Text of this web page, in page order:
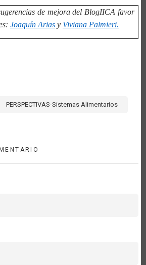
de mejora del BlogIICA favor
Joaquín Arias y Viviana Palmieri.
PERSPECTIVAS-Sistemas Alimentarios